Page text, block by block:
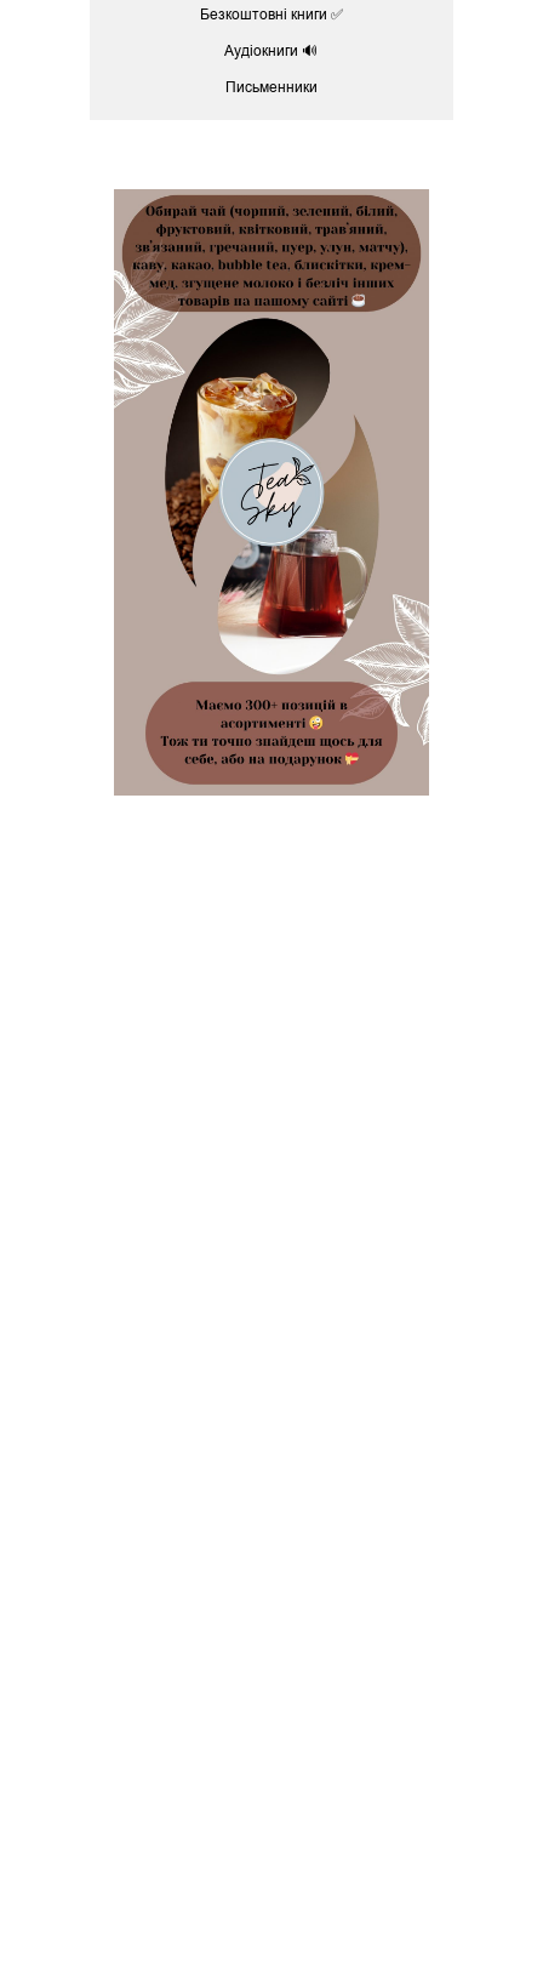
Безкоштовні книги ✅
Аудіокниги 🔊
Письменники